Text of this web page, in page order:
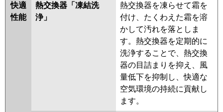
パナソニック PA-P56K7SGCX PA-P56K7SGC
三菱電機 PKZ-ZRMP56SLL5 PKZ-
ZRMP56SL5 PKZ-ZRMP56SLL4
PKZ-ZRMP56SL4 PKZ-
ZRMP56SLL3
PKZ-ZRMP56SL3
PKZ-ZRMP56SLL2 PKZ-
ZRMP56SL2 PKZ-ZRMP56SKLZ
PKZ-ZRMP56SKZ PKZ-
ZRMP56SKLY PKZ-ZRMP56SKY
PKZ-ZRMP56SKLV
快適
性能
熱交換器「凍結洗
浄」
熱交換器を凍らせて霜を
付け、たくわえた霜を溶
かして汚れを落としま
す。熱交換器を定期的に
洗浄することで、熱交換
器の目詰まりを抑え、風
量低下を抑制し、快適な
空気環境の持続に貢献し
ます。